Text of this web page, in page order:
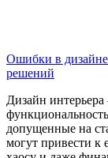
Ошибки в дизайне
решений
Дизайн
допущенные на
могут привести к